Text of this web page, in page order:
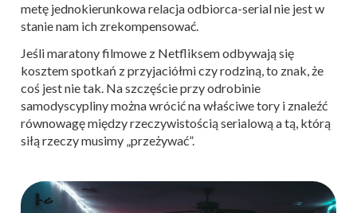
metę jednokierunkowa relacja odbiorca-serial nie jest w
stanie nam ich zrekompensować.
Jeśli maratony filmowe z Netfliksem odbywają się
kosztem spotkań z przyjaciółmi czy rodziną, to znak, że
coś jest nie tak. Na szczęście przy odrobinie
samodyscypliny można wrócić na właściwe tory i znaleźć
równowagę między rzeczywistością serialową a tą, którą
siłą rzeczy musimy „przeżywać”.